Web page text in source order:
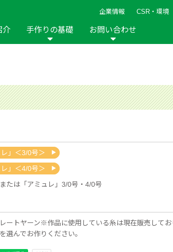
企業情報 CSR・環境
2014年 2013年
チワーク・キルト
ゅう
テリア
人気
介
ワーク・キルト 手芸用品 編み針
おなまえつけグッズ ペーパークラフト
手作りの基礎 お問い合わせ
」＜3/0号＞
」＜4/0号＞
たは「アミュレ」3/0号・4/0号
ートヤーン※作品に使用している糸は現在販売してお
選んでお作りください。